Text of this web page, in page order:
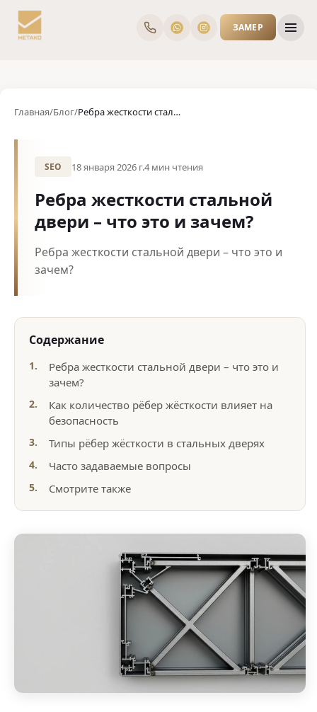
ЗАМЕР
Главная/Блог/ Ребра жесткости стальной двери – что это и зачем?
SEO 18 января 2026 г.4 мин чтения
Ребра жесткости стальной
двери – что это и зачем?
Ребра жесткости стальной двери – что это и
зачем?
Содержание
Ребра жесткости стальной двери – что это и
зачем?
Как количество рёбер жёсткости влияет на
безопасность
Типы рёбер жёсткости в стальных дверях
Часто задаваемые вопросы
Смотрите также